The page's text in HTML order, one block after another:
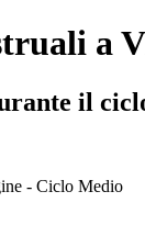
a
il
- Ciclo Medio